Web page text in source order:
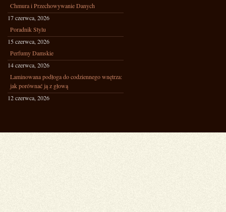
Chmura i Przechowywanie Danych
17 czerwca, 2026
Poradnik Stylu
15 czerwca, 2026
Perfumy Damskie
14 czerwca, 2026
Laminowana podłoga do codziennego wnętrza:
jak porównać ją z głową
12 czerwca, 2026